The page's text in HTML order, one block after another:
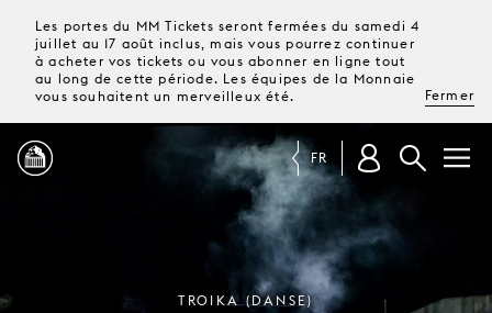
Les portes du MM Tickets seront fermées du samedi 4
juillet au 17 août inclus, mais vous pourrez continuer
à acheter vos tickets ou vous abonner en ligne tout
au long de cette période. Les équipes de la Monnaie
vous souhaitent un merveilleux été.
Fermer
PROGRAMME
MAGAZINE
FR
TROIKA (DANSE)